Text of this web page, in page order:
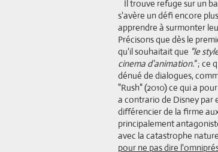
Il trouve refuge sur un
s'avère un défi encore
apprendre à surmonter
Précisons que dès le
qu'il souhaitait que "le
cinema d'animation."; ce
dénué de dialogues,
"Rush" (2010) ce qui a
a contrario de Disney par
différencier de la firme
principalement
avec la catastrophe
pour ne pas dire